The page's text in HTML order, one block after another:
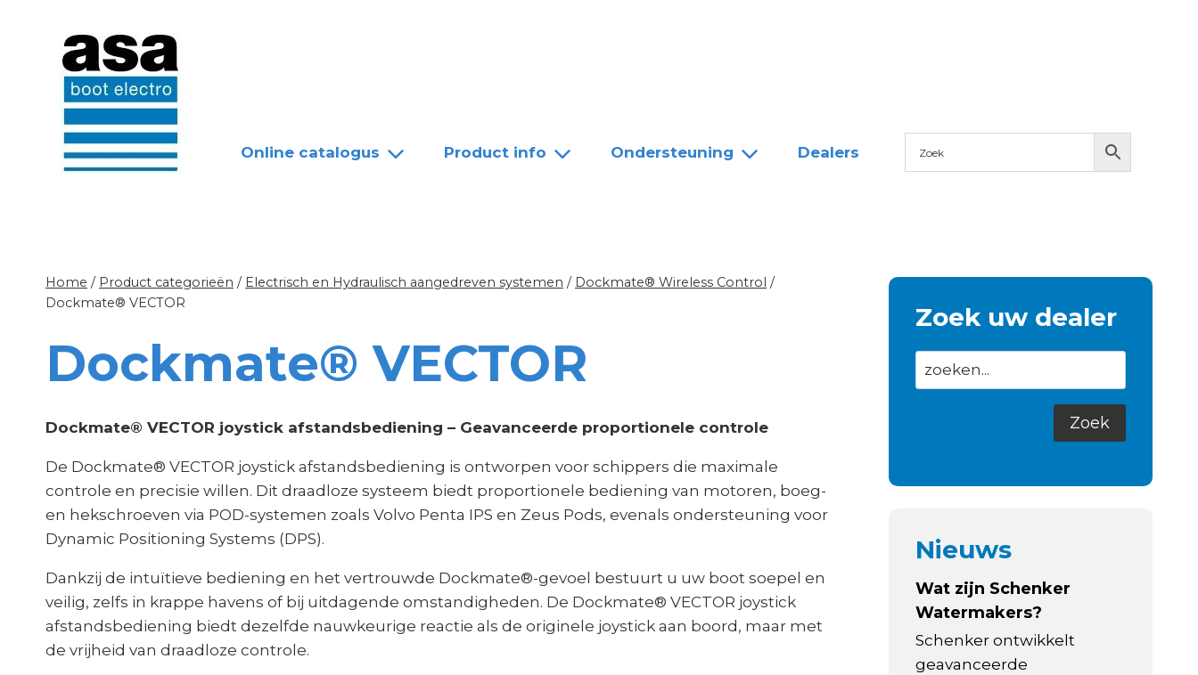
Online catalogus Product info Ondersteuning Dealers
Home / Product categorieën / Electrisch en Hydraulisch aangedreven systemen / Dockmate® Wireless Control /
Dockmate® VECTOR
Dockmate® VECTOR
Dockmate® VECTOR joystick afstandsbediening – Geavanceerde proportionele controle
De Dockmate® VECTOR joystick afstandsbediening is ontworpen voor schippers die maximale
controle en precisie willen. Dit draadloze systeem biedt proportionele bediening van motoren, boeg-
en hekschroeven via POD-systemen zoals Volvo Penta IPS en Zeus Pods, evenals ondersteuning voor
Dynamic Positioning Systems (DPS).
Dankzij de intuïtieve bediening en het vertrouwde Dockmate®-gevoel bestuurt u uw boot soepel en
veilig, zelfs in krappe havens of bij uitdagende omstandigheden. De Dockmate® VECTOR joystick
afstandsbediening biedt dezelfde nauwkeurige reactie als de originele joystick aan boord, maar met
de vrijheid van draadloze controle.
Zoek uw dealer
Nieuws
Wat zijn Schenker
Watermakers?
Schenker ontwikkelt
geavanceerde